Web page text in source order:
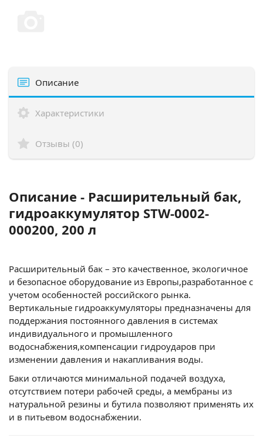
Описание
Характеристики
Отзывы (0)
Описание - Расширительный бак,
гидроаккумулятор STW-0002-
000200, 200 л
Расширительный бак – это качественное, экологичное
и безопасное оборудование из Европы,разработанное с
учетом особенностей российского рынка.
Вертикальные гидроаккумуляторы предназначены для
поддержания постоянного давления в системах
индивидуального и промышленного
водоснабжения,компенсации гидроударов при
изменении давления и накапливания воды.
Баки отличаются минимальной подачей воздуха,
отсутствием потери рабочей среды, а мембраны из
натуральной резины и бутила позволяют применять их
и в питьевом водоснабжении.